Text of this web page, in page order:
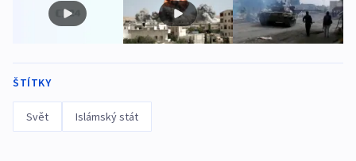
ŠTÍTKY
Svět Islámský stát